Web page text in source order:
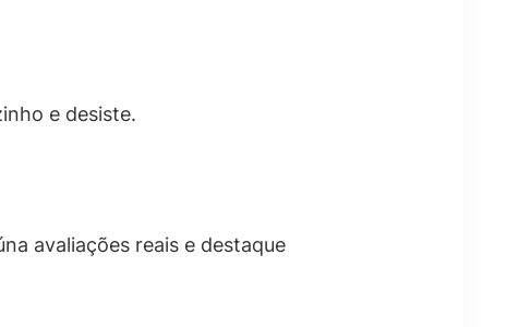
e desiste.
avaliações reais e destaque